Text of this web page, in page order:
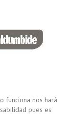
funciona nos hará
pues es